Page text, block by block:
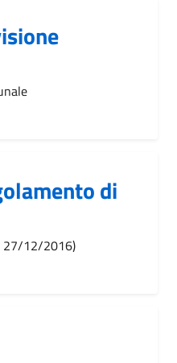
di
27/12/2016)